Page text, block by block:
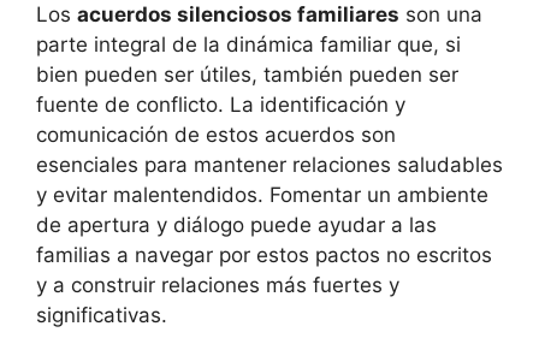
Los acuerdos silenciosos familiares son una
parte integral de la dinámica familiar que, si
bien pueden ser útiles, también pueden ser
fuente de conflicto. La identificación y
comunicación de estos acuerdos son
esenciales para mantener relaciones saludables
y evitar malentendidos. Fomentar un ambiente
de apertura y diálogo puede ayudar a las
familias a navegar por estos pactos no escritos
y a construir relaciones más fuertes y
significativas.